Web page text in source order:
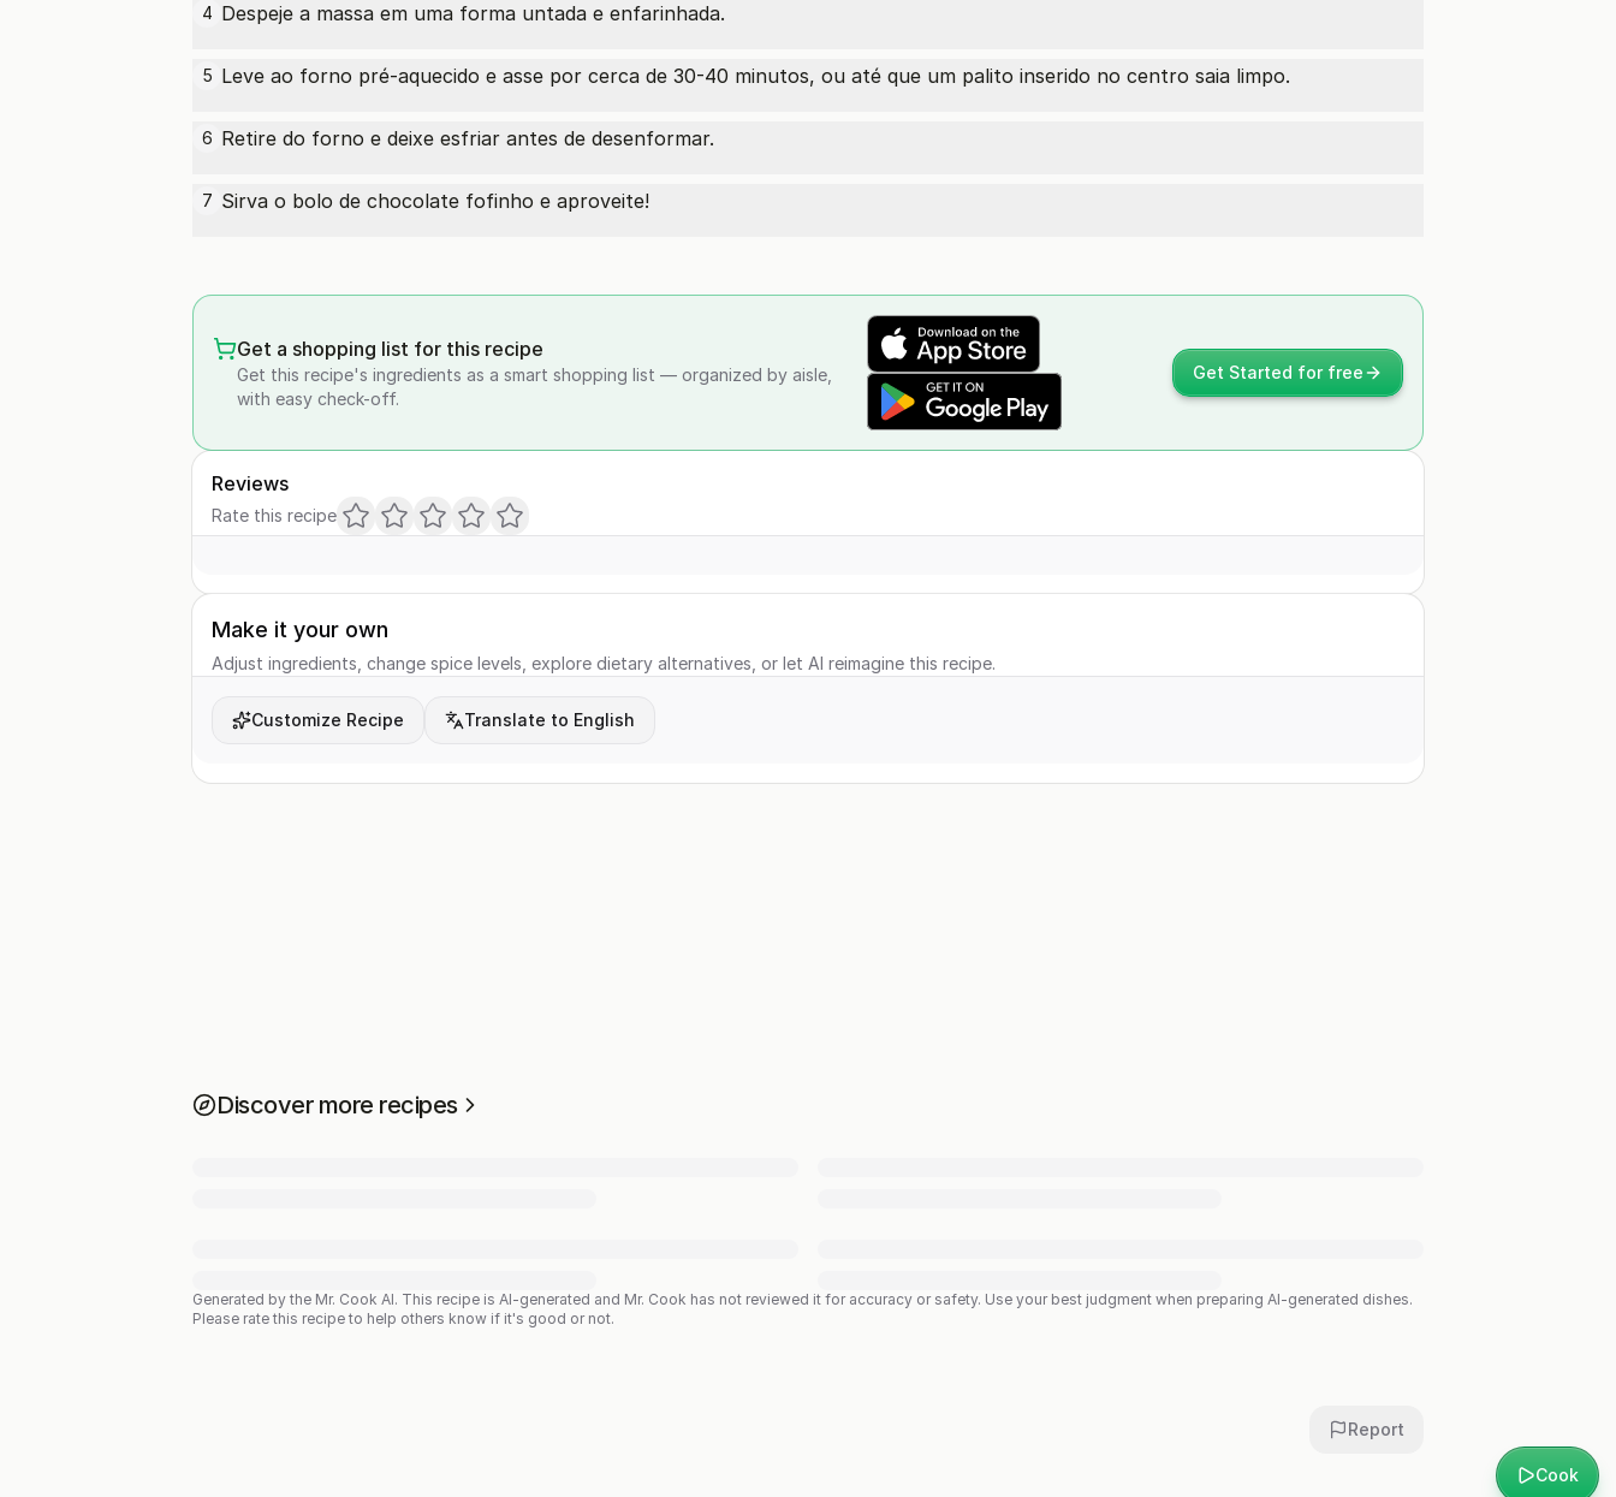
Cook
4 Despeje a massa em uma forma untada e enfarinhada.
5 Leve ao forno pré-aquecido e asse por cerca de 30-40 minutos, ou até que um palito inserido no centro saia limpo.
6 Retire do forno e deixe esfriar antes de desenformar.
7 Sirva o bolo de chocolate fofinho e aproveite!
Get a shopping list for this recipe
Get this recipe's ingredients as a smart shopping list — organized by aisle,
with easy check-off.
Get Started for free
Reviews
Rate this recipe
Make it your own
Adjust ingredients, change spice levels, explore dietary alternatives, or let AI reimagine this recipe.
Customize Recipe Translate to English
Discover more recipes
Generated by the Mr. Cook AI. This recipe is AI-generated and Mr. Cook has not reviewed it for accuracy or safety. Use your best judgment when preparing AI-generated dishes.
Please rate this recipe to help others know if it's good or not.
Report